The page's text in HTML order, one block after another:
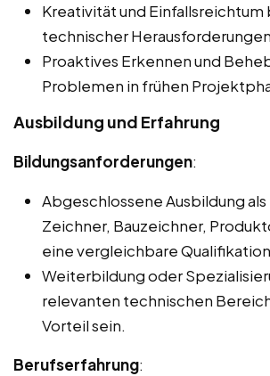
Kreativität und Einfallsreichtum
technischer
Proaktives Erkennen und
Problemen in frühen
Ausbildung und Erfahrung
Bildungsanforderungen:
Abgeschlossene Ausbildung
Zeichner, Bauzeichner,
eine vergleichbare
Weiterbildung oder
relevanten technischen
Vorteil sein.
Berufserfahrung: